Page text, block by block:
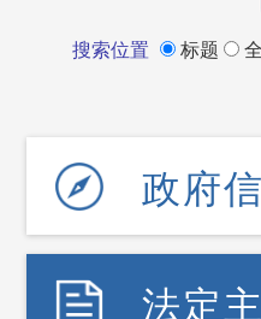
搜索位置 标题
政府
法定